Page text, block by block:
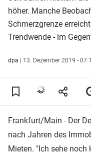
höher. Manche
Schmerzgrenze
Trendwende - im
dpa | 13. Dezember 2019 -
Frankfurt/Main - Der
nach Jahren des
Mieten. "Ich sehe noch